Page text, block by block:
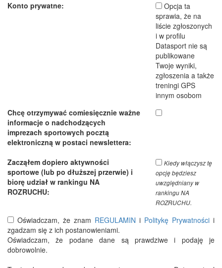
Konto prywatne:
Opcja ta
sprawia, że na
liście zgłoszonych
i w profilu
Datasport nie są
publikowane
Twoje wyniki,
zgłoszenia a także
treningi GPS
innym osobom
Chcę otrzymywać comiesięcznie ważne
informacje o nadchodzących
imprezach sportowych pocztą
elektroniczną w postaci newslettera:
Zacząłem dopiero aktywności
sportowe (lub po dłuższej przerwie) i
biorę udział w rankingu NA
ROZRUCHU:
Kiedy włączysz tę
opcję będziesz
uwzględniany w
rankingu NA
ROZRUCHU.
Oświadczam, że znam REGULAMIN i Politykę Prywatności i
zgadzam się z ich postanowieniami.
Oświadczam, że podane dane są prawdziwe i podaję je
dobrowolnie.